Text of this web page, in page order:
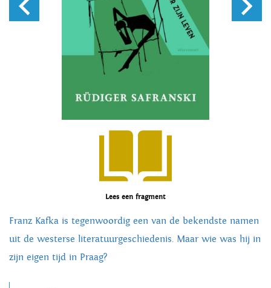
Lees een fragment
Franz Kafka is tegenwoordig een van de bekendste namen
uit de westerse literatuurgeschiedenis. Maar wie was hij in
zijn eigen tijd in Praag?